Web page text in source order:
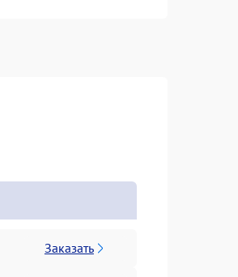
Заказать